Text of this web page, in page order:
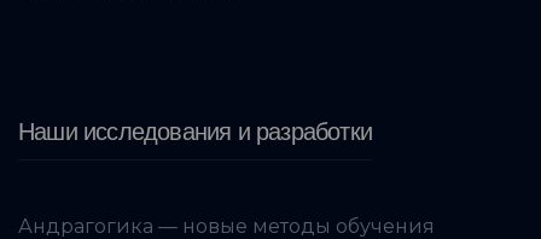
Наши исследования и разработки
Андрагогика — новые методы обучения